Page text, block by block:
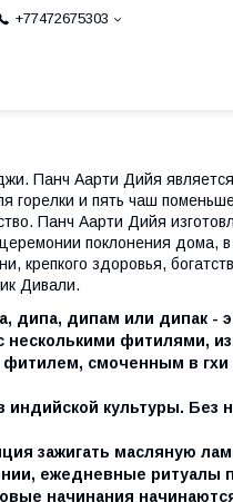
+77472675303
Панч Аарти Дийя
горелки и пять чаш
Панч Аарти Дийя
поклонения дома,
крепкого здоровья,
Дивали.
дипам или дипак -
фитилями,
фитилем, смоченным в
культуры. Без
зажигать масляную
ежедневные ритуалы
начинания